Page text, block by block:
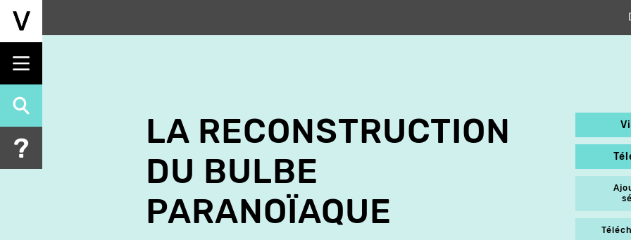
Aller
principal
LA RECONSTRUCTION
DU BULBE
PARANOÏAQUE